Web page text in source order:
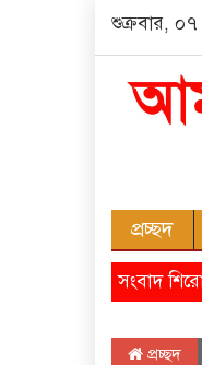
শুক্রবার, ০৭
প্রচ্ছদ
সংবাদ
প্রচ্ছদ